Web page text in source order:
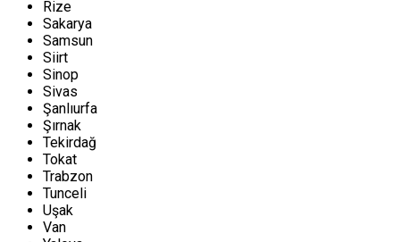
Rize
Sakarya
Samsun
Siirt
Sinop
Sivas
Şanlıurfa
Şırnak
Tekirdağ
Tokat
Trabzon
Tunceli
Uşak
Van